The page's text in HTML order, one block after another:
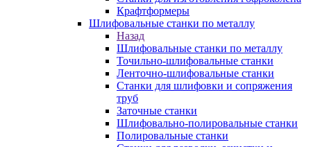
Крафтформеры
Шлифовальные станки по металлу
Назад
Шлифовальные станки по металлу
Точильно-шлифовальные станки
Ленточно-шлифовальные станки
Станки для шлифовки и сопряжения
труб
Заточные станки
Шлифовально-полировальные станки
Полировальные станки